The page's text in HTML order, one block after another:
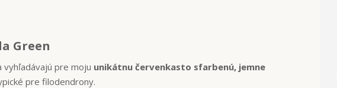
Green
pre moju unikátnu červenkasto sfarbenú, jemne
pre filodendrony.